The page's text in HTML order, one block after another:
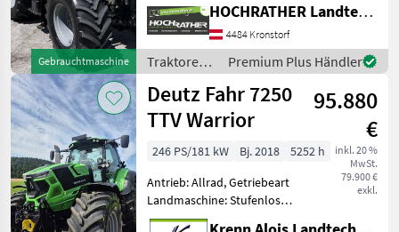
Gebrauchtmaschine
Plattform: Kabine,
Zapfwellendrehzahl:
540/540E/1000,
Höchstgeschwindigkeit in
km/h: 50 km/h, Aufladung:
Tu
HOCHRATHER Landtechnik GmbH
4484 Kronstorf
Traktoren /
Deutz Fahr
Premium Plus Händler
Deutz Fahr 7250
TTV Warrior
95.880
€
inkl. 20 %
MwSt.
79.900 €
exkl.
246 PS/181 kW Bj. 2018
5252 h
Antrieb: Allrad, Getriebeart
Landmaschine: Stufenloses
Getriebe, Plattform: Kabine,